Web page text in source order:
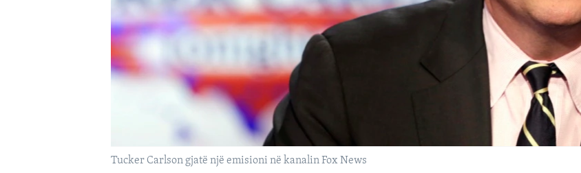
Tucker Carlson gjatë një emisioni në kanalin Fox News